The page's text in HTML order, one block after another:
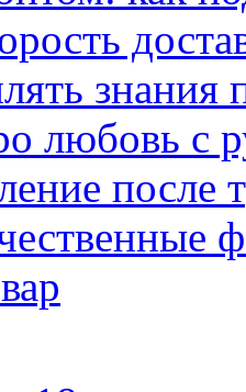
знания
любовь с
после